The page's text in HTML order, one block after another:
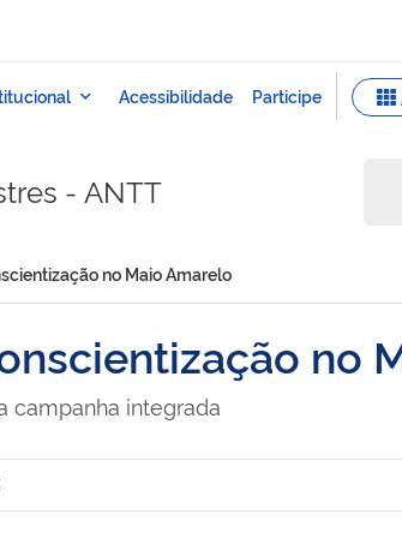
- ANTT
no Maio Amarelo
no
campanha integrada